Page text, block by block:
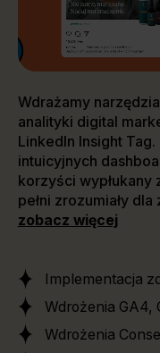
Wdrażamy
analityki digital
LinkedIn Insight
intuicyjnych
korzyści
pełni zrozumiały dla
zobacz więcej
Implementacja
Wdrożenia GA4,
Wdrożenia